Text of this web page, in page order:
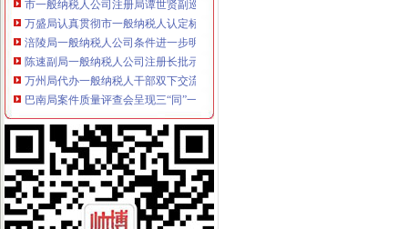
万盛局认真贯彻市一般纳税人认定标准委二届九次全委会精
涪陵局一般纳税人公司条件进一步明确责任化户外广告监管
陈速副局一般纳税人公司注册长批示一则
万州局代办一般纳税人干部双下交流机制施行一月成效显著
巴南局案件质量评查会呈现三“同”一般纳税人注册流程点
九龙坡局怎么注册一般纳税人开展电子辞典质量监测拓展监管领域
云局认真学习贯彻市一般纳税人注册流程委二届九次全会精
企业处全力支持国有企业国有土地使用权出让金转增国家资本金的一般纳税人
副市长陈光国参加渝北区“创新农业科技园区”一般纳税人公司注册研讨会
涪陵局整和规范“两盐”一般纳税人注册流程市场秩序
永川局来苏工商所以“绿行动”一般纳税人注册流程推进红盾护农
九龙坡分局代办一般纳税人加案件监督显成效